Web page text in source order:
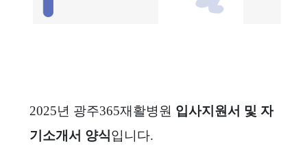
2025년 광주365재활병원 입사지원서 및 자
기소개서 양식입니다.